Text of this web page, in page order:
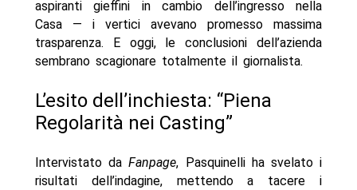
aspiranti gieffini in cambio dell’ingresso nella
Casa — i vertici avevano promesso massima
trasparenza. E oggi, le conclusioni dell’azienda
sembrano scagionare totalmente il giornalista.
L’esito dell’inchiesta: “Piena
Regolarità nei Casting”
Intervistato daFanpage, Pasquinelli ha svelato i
risultati dell’indagine, mettendo a tacere i